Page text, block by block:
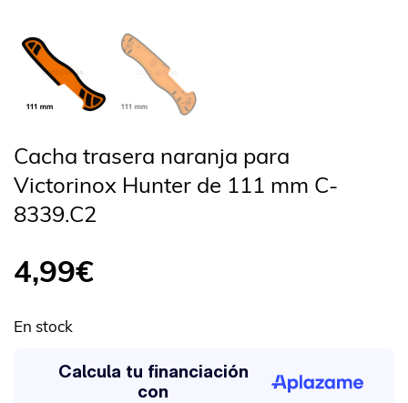
Cacha trasera naranja para
Victorinox Hunter de 111 mm C-
8339.C2
4,99€
En stock